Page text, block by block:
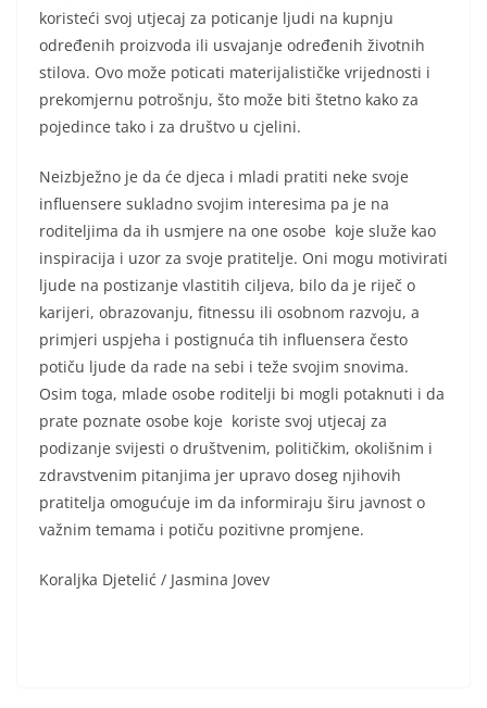
koristeći svoj utjecaj za poticanje ljudi na kupnju
određenih proizvoda ili usvajanje određenih životnih
stilova. Ovo može poticati materijalističke vrijednosti i
prekomjernu potrošnju, što može biti štetno kako za
pojedince tako i za društvo u cjelini.
Neizbježno je da će djeca i mladi pratiti neke svoje
influensere sukladno svojim interesima pa je na
roditeljima da ih usmjere na one osobe koje služe kao
inspiracija i uzor za svoje pratitelje. Oni mogu motivirati
ljude na postizanje vlastitih ciljeva, bilo da je riječ o
karijeri, obrazovanju, fitnessu ili osobnom razvoju, a
primjeri uspjeha i postignuća tih influensera često
potiču ljude da rade na sebi i teže svojim snovima.
Osim toga, mlade osobe roditelji bi mogli potaknuti i da
prate poznate osobe koje koriste svoj utjecaj za
podizanje svijesti o društvenim, političkim, okolišnim i
zdravstvenim pitanjima jer upravo doseg njihovih
pratitelja omogućuje im da informiraju širu javnost o
važnim temama i potiču pozitivne promjene.
Koraljka Djetelić / Jasmina Jovev